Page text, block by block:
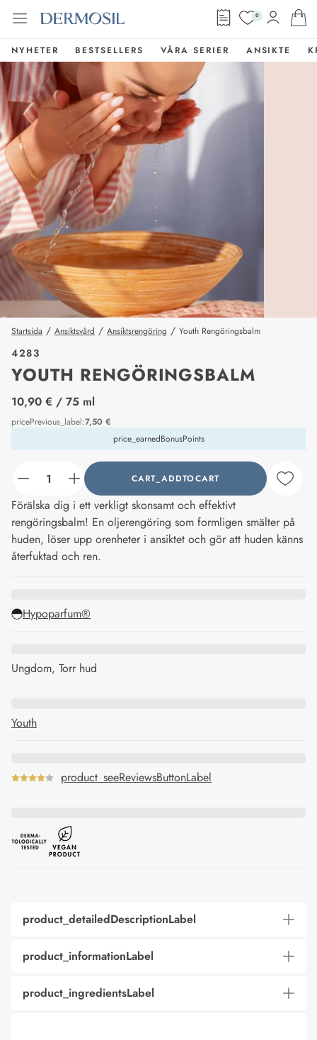
0
NYHETER BESTSELLERS VÅRA SERIER ANSIKTE
Startsida / Ansiktsvård / Ansiktsrengöring / Youth Rengöringsbalm
4283
YOUTH RENGÖRINGSBALM
price_label
10,90 € / 75 ml
pricePrevious_label:7,50 €
price_earnedBonusPoints
counter_current CART_ADDTOCART
Förälska dig i ett verkligt skonsamt och effektivt
rengöringsbalm! En oljerengöring som formligen smälter på
huden, löser upp orenheter i ansiktet och gör att huden känns
återfuktad och ren.
Hypoparfum®
Ungdom, Torr hud
Youth
product_seeReviewsButtonLabel
product_detailedDescriptionLabel
product_informationLabel
product_ingredientsLabel